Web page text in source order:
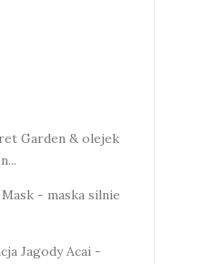
Garden & olejek
- maska silnie
Jagody Acai -